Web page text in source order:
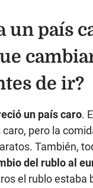
un país
de ir?
un país caro.
pero la
También,
del rublo al
el rublo estaba